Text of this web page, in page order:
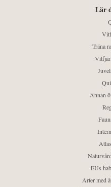
Lär
Träna
Annan
EUs
Arter med